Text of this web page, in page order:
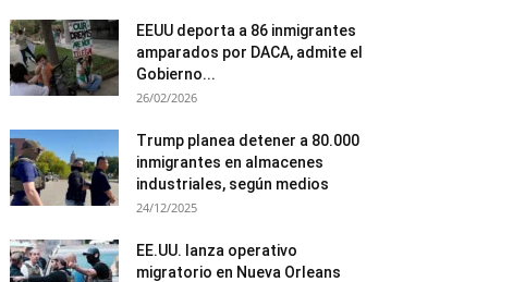
EEUU deporta a 86 inmigrantes
amparados por DACA, admite el
Gobierno...
26/02/2026
Trump planea detener a 80.000
inmigrantes en almacenes
industriales, según medios
24/12/2025
EE.UU. lanza operativo
migratorio en Nueva Orleans